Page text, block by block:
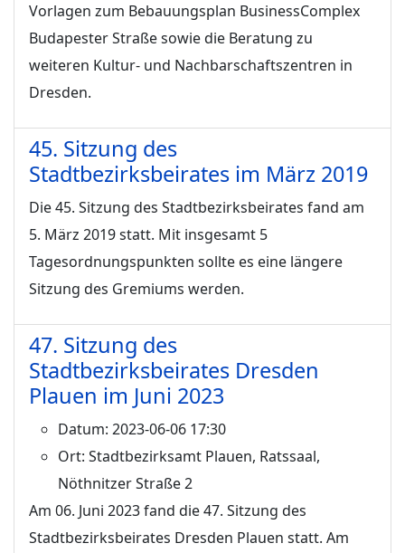
Vorlagen zum Bebauungsplan BusinessComplex
Budapester Straße sowie die Beratung zu
weiteren Kultur- und Nachbarschaftszentren in
Dresden.
45. Sitzung des
Stadtbezirksbeirates im März 2019
Die 45. Sitzung des Stadtbezirksbeirates fand am
5. März 2019 statt. Mit insgesamt 5
Tagesordnungspunkten sollte es eine längere
Sitzung des Gremiums werden.
47. Sitzung des
Stadtbezirksbeirates Dresden
Plauen im Juni 2023
Datum: 2023-06-06 17:30
Ort: Stadtbezirksamt Plauen, Ratssaal,
Nöthnitzer Straße 2
Am 06. Juni 2023 fand die 47. Sitzung des
Stadtbezirksbeirates Dresden Plauen statt. Am